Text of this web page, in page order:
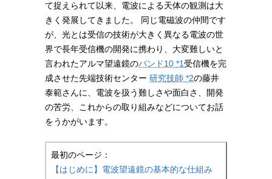
て捉えられて以来、電波による天体の観測は大
きく発展してきました。 同じ電磁波の仲間です
が、光とは受信の技術が大きく異なる電波の世
界で長年受信機の開発に携わり、大変難しいと
言われたアルマ望遠鏡のバンド10 *1受信機を完
成させた先端技術センター 研究技師 *2の藤井
泰範さんに、電波を扱う難しさや面白さ、開発
の苦労、これからの取り組みなどについてお話
をうかがいます。
最初のページ：
【はじめに】電波望遠鏡の基本的な仕組み